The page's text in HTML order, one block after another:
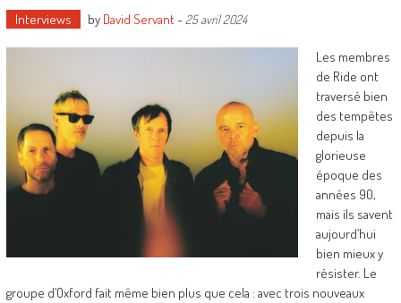
Interviews by David Servant- 25 avril 2024
Les membres
de Ride ont
traversé bien
des tempêtes
depuis la
glorieuse
époque des
années 90,
mais ils savent
aujourd’hui
bien mieux y
résister. Le
groupe d’Oxford fait même bien plus que cela : avec trois nouveaux